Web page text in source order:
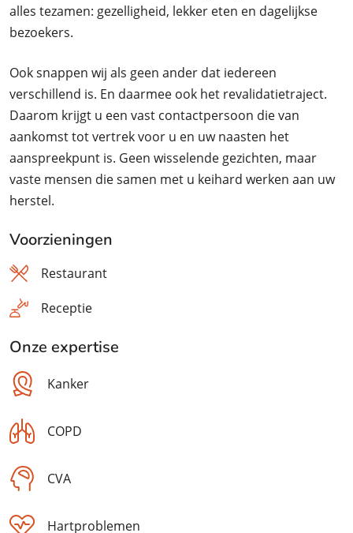
alles tezamen: gezelligheid, lekker eten en dagelijkse
bezoekers.
Ook snappen wij als geen ander dat iedereen
verschillend is. En daarmee ook het revalidatietraject.
Daarom krijgt u een vast contactpersoon die van
aankomst tot vertrek voor u en uw naasten het
aanspreekpunt is. Geen wisselende gezichten, maar
vaste mensen die samen met u keihard werken aan uw
herstel.
Onze expertise
Kanker
COPD
CVA
Hartproblemen
Voorzieningen
Restaurant
Receptie